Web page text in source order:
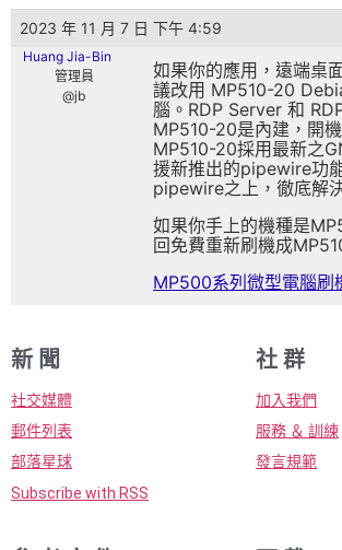
2023 年 11 月 7 日 下午 4:59
Huang Jia-Bin
管理員
@jb
如果你的應用，遠端桌
議改用 MP510-20
腦。RDP Server 和
MP510-20是內建，開
MP510-20採用最新之
援新推出的pipewire功
pipewire之上，徹底解
如果你手上的機種是
回免費重新刷機成
MP500系列微型電腦刷
新 聞
社交媒體
郵件列表
部落星球
Subscribe with RSS
社 群
加入我們
服務 ＆ 訓練
發言規範